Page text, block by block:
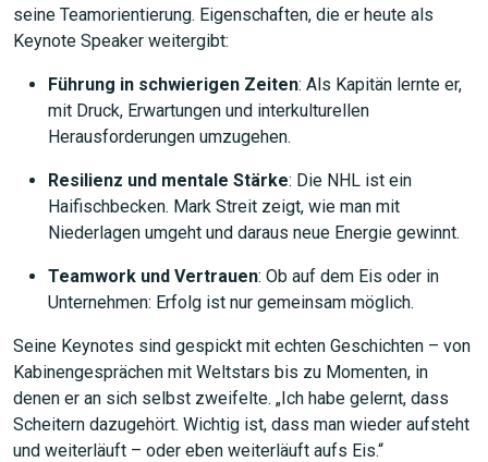
seine Teamorientierung. Eigenschaften, die er heute als
Keynote Speaker weitergibt:
Führung in schwierigen Zeiten: Als Kapitän lernte er,
mit Druck, Erwartungen und interkulturellen
Herausforderungen umzugehen.
Resilienz und mentale Stärke: Die NHL ist ein
Haifischbecken. Mark Streit zeigt, wie man mit
Niederlagen umgeht und daraus neue Energie gewinnt.
Teamwork und Vertrauen: Ob auf dem Eis oder in
Unternehmen: Erfolg ist nur gemeinsam möglich.
Seine Keynotes sind gespickt mit echten Geschichten – von
Kabinengesprächen mit Weltstars bis zu Momenten, in
denen er an sich selbst zweifelte. „Ich habe gelernt, dass
Scheitern dazugehört. Wichtig ist, dass man wieder aufsteht
und weiterläuft – oder eben weiterläuft aufs Eis.“
JETZT SUCHEN